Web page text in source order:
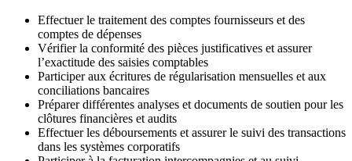
Effectuer le traitement des comptes fournisseurs et des
comptes de dépenses
Vérifier la conformité des pièces justificatives et assurer
l’exactitude des saisies comptables
Participer aux écritures de régularisation mensuelles et aux
conciliations bancaires
Préparer différentes analyses et documents de soutien pour les
clôtures financières et audits
Effectuer les déboursements et assurer le suivi des transactions
dans les systèmes corporatifs